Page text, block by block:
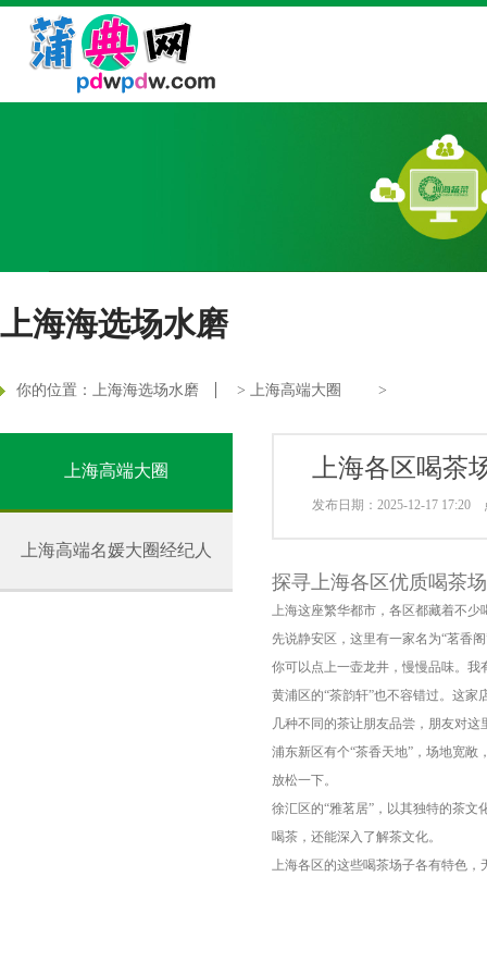
上海海选场水磨
你的位置： 上海海选场水磨 > 上海高端大圈 >
上海高端大圈
上海高端名媛大圈经纪人
上海各区喝茶
发布日期：2025-12-17 17:20
探寻上海各区优质喝茶
上海这座繁华都市，各区都藏着不
先说静安区，这里有一家名为“茗香
你可以点上一壶龙井，慢慢品味。
黄浦区的“茶韵轩”也不容错过。这
几种不同的茶让朋友品尝，朋友对这
浦东新区有个“茶香天地”，场地宽
放松一下。
徐汇区的“雅茗居”，以其独特的茶
喝茶，还能深入了解茶文化。
上海各区的这些喝茶场子各有特色